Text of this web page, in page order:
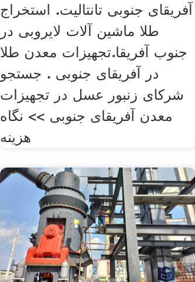
آفریقای جنوبی تانتالیت. استخراج
طلا ماشین آلات لایروبی در
جنوب آفریقا.تجهیزات معدن طلا
در آفریقای جنوبی . جستجو
شرکای زنبور عسل در تجهیزات
معدن آفریقای جنوبی >> نگاه
هزینه